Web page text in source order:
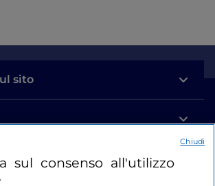
sito
sul consenso all'utilizzo
Chiudi